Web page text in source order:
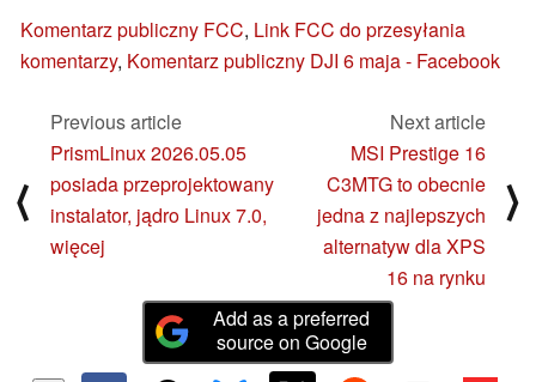
Komentarz publiczny FCC, Link FCC do przesyłania
komentarzy, Komentarz publiczny DJI 6 maja - Facebook
⟨
Previous article
PrismLinux 2026.05.05
posiada przeprojektowany
instalator, jądro Linux 7.0,
więcej
Next article
MSI Prestige 16
C3MTG to obecnie
jedna z najlepszych
alternatyw dla XPS
16 na rynku
⟩
Add as a preferred
source on Google